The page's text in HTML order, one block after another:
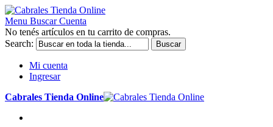
Menu Buscar Cuenta
No tenés artículos en tu carrito de compras.
Search:
Buscar
Mi cuenta
Ingresar
Cabrales Tienda Online